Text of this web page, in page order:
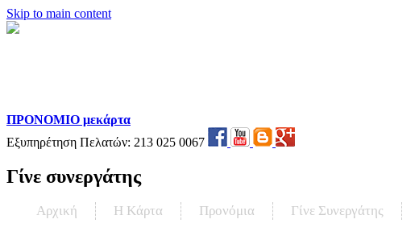
Skip to main content
ΠΡΟΝΟΜΙΟ μεκάρτα
Εξυπηρέτηση Πελατών: 213 025 0067
Γίνε συνεργάτης
Αρχική Η Kάρτα Προνόμια Γίνε Συνεργάτης